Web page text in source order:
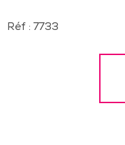
Réf : 7733